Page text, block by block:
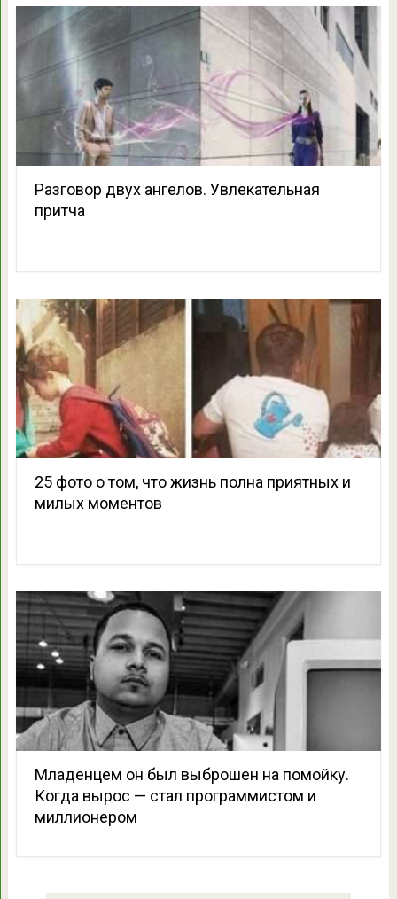
Разговор двух ангелов. Увлекательная
притча
25 фото о том, что жизнь полна приятных и
милых моментов
Младенцем он был выброшен на помойку.
Когда вырос — стал программистом и
миллионером